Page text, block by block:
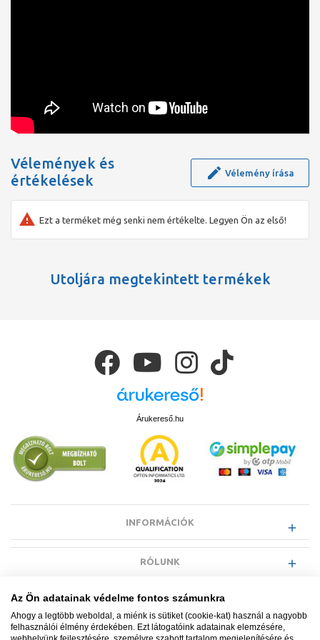
Vélemények és
értékelések
Vélemény írása
Ezt a terméket még senki nem értékelte. Legyen Ön az első!
Utoljára megtekintett termékek
Árukereső.hu
INFORMÁCIÓK
RÓLUNK
EGYÉB INFORMÁCIÓK
Az Ön adatainak védelme fontos számunkra
Ahogy a legtöbb weboldal, a miénk is sütiket (cookie-kat) használ a nagyobb
felhasználói élmény érdekében. Ezt látogatóink adatainak elemzésére,